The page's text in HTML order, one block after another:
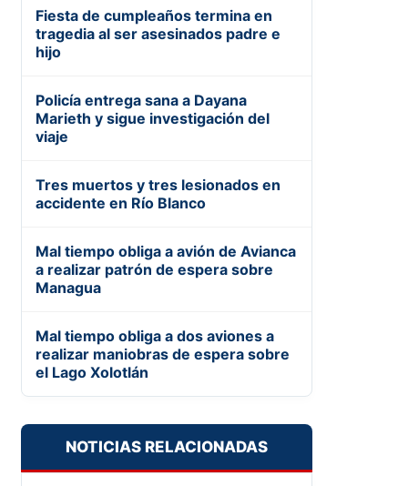
Fiesta de cumpleaños termina en
tragedia al ser asesinados padre e
hijo
Policía entrega sana a Dayana
Marieth y sigue investigación del
viaje
Tres muertos y tres lesionados en
accidente en Río Blanco
Mal tiempo obliga a avión de Avianca
a realizar patrón de espera sobre
Managua
Mal tiempo obliga a dos aviones a
realizar maniobras de espera sobre
el Lago Xolotlán
NOTICIAS RELACIONADAS